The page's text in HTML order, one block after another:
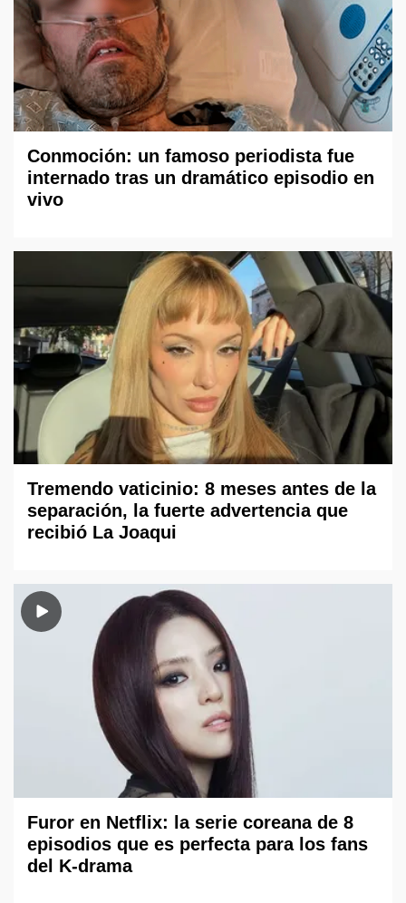
Conmoción: un famoso periodista fue
internado tras un dramático episodio en
vivo
Tremendo vaticinio: 8 meses antes de la
separación, la fuerte advertencia que
recibió La Joaqui
Furor en Netflix: la serie coreana de 8
episodios que es perfecta para los fans
del K-drama